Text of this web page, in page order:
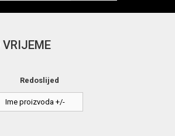
VRIJEME
Redoslijed
Ime proizvoda +/-